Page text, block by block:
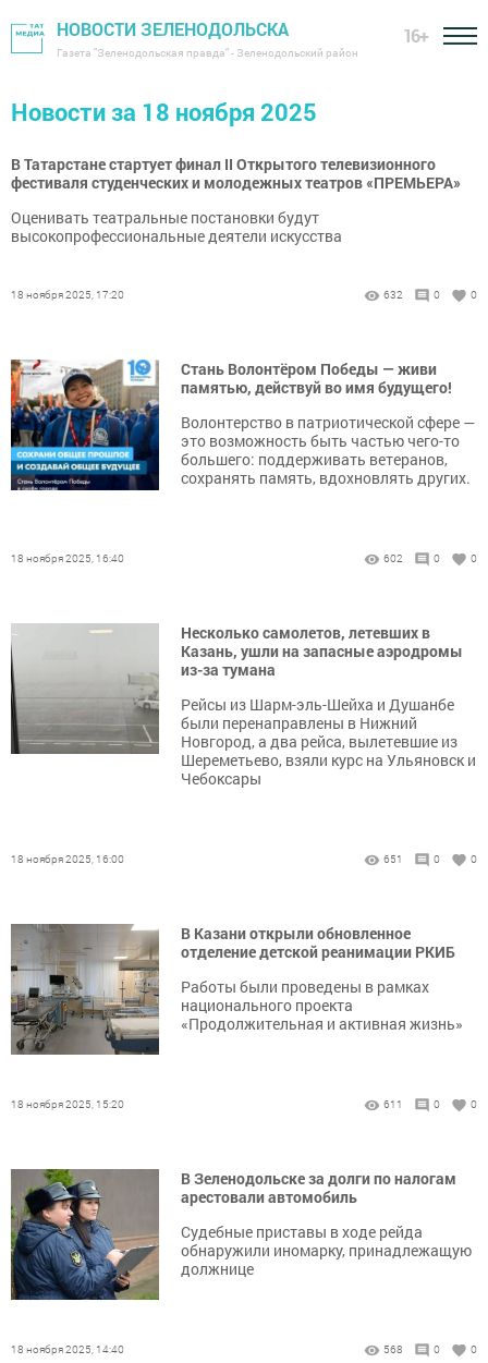
НОВОСТИ ЗЕЛЕНОДОЛЬСКА
Газета "Зеленодольская правда" - Зеленодольский район
16+
Новости за 18 ноября 2025
В Татарстане стартует финал II Открытого телевизионного
фестиваля студенческих и молодежных театров «ПРЕМЬЕРА»
Оценивать театральные постановки будут
высокопрофессиональные деятели искусства
18 ноября 2025, 17:20 632 0 0
Стань Волонтёром Победы — живи
памятью, действуй во имя будущего!
Волонтерство в патриотической сфере —
это возможность быть частью чего-то
большего: поддерживать ветеранов,
сохранять память, вдохновлять других.
18 ноября 2025, 16:40 602 0 0
Несколько самолетов, летевших в
Казань, ушли на запасные аэродромы
из-за тумана
Рейсы из Шарм-эль-Шейха и Душанбе
были перенаправлены в Нижний
Новгород, а два рейса, вылетевшие из
Шереметьево, взяли курс на Ульяновск и
Чебоксары
18 ноября 2025, 16:00 651 0 0
В Казани открыли обновленное
отделение детской реанимации РКИБ
Работы были проведены в рамках
национального проекта
«Продолжительная и активная жизнь»
18 ноября 2025, 15:20 611 0 0
В Зеленодольске за долги по налогам
арестовали автомобиль
Судебные приставы в ходе рейда
обнаружили иномарку, принадлежащую
должнице
18 ноября 2025, 14:40 568 0 0